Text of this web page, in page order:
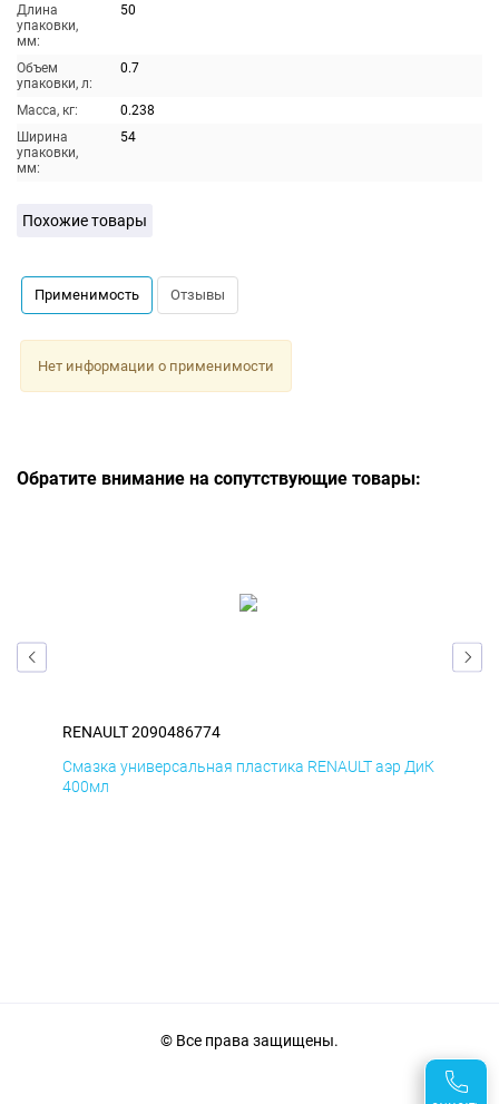
Длина
упаковки,
мм:
50
Объем
упаковки, л:
0.7
Масса, кг:
0.238
Ширина
упаковки,
мм:
54
Похожие товары
Применимость Отзывы
Нет информации о применимости
Обратите внимание на сопутствующие товары:
RENAULT 2090486774
Смазка универсальная пластика RENAULT аэр ДиК
400мл
© Все права защищены.